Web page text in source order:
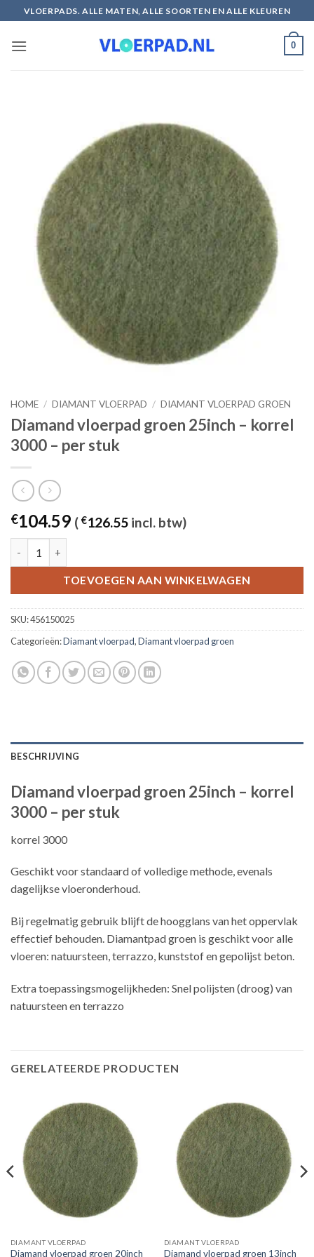
naar
inhoud
VLOERPADS. ALLE MATEN, ALLE SOORTEN EN ALLE KLEUREN
0
HOME / DIAMANT VLOERPAD / DIAMANT VLOERPAD GROEN
Diamand vloerpad groen 25inch – korrel
3000 – per stuk
€104.59 ( €126.55 incl. btw)
TOEVOEGEN AAN WINKELWAGEN
SKU:456150025
Categorieën:Diamant vloerpad,Diamant vloerpad groen
BESCHRIJVING
Diamand vloerpad groen 25inch – korrel
3000 – per stuk
korrel 3000
Geschikt voor standaard of volledige methode, evenals
dagelijkse vloeronderhoud.
Bij regelmatig gebruik blijft de hoogglans van het oppervlak
effectief behouden. Diamantpad groen is geschikt voor alle
vloeren: natuursteen, terrazzo, kunststof en gepolijst beton.
Extra toepassingsmogelijkheden: Snel polijsten (droog) van
natuursteen en terrazzo
GERELATEERDE PRODUCTEN
DIAMANT VLOERPAD
Diamand vloerpad groen 20inch
DIAMANT VLOERPAD
Diamand vloerpad groen 13inch